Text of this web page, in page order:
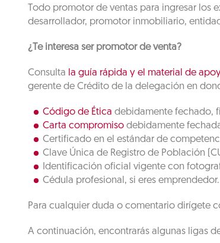
Todo promotor de ventas para ingresar los
desarrollador, promotor inmobiliario,
¿Te interesa ser promotor de venta?
Consulta la guía rápida y el material de
gerente de Crédito de la delegación en
Código de Ética debidamente fechado,
Carta compromiso debidamente
Certificado en el estándar de
Clave Única de Registro de Población
Identificación oficial vigente con
Cédula profesional, si eres emprendedor.
Para cualquier duda o comentario dirígete
A continuación, encontrarás algunas ligas